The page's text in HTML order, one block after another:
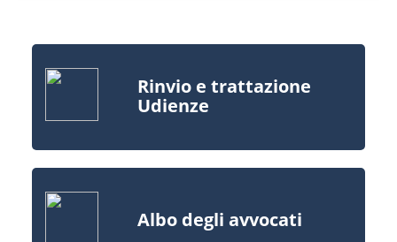
Rinvio e trattazione
Udienze
Albo degli avvocati